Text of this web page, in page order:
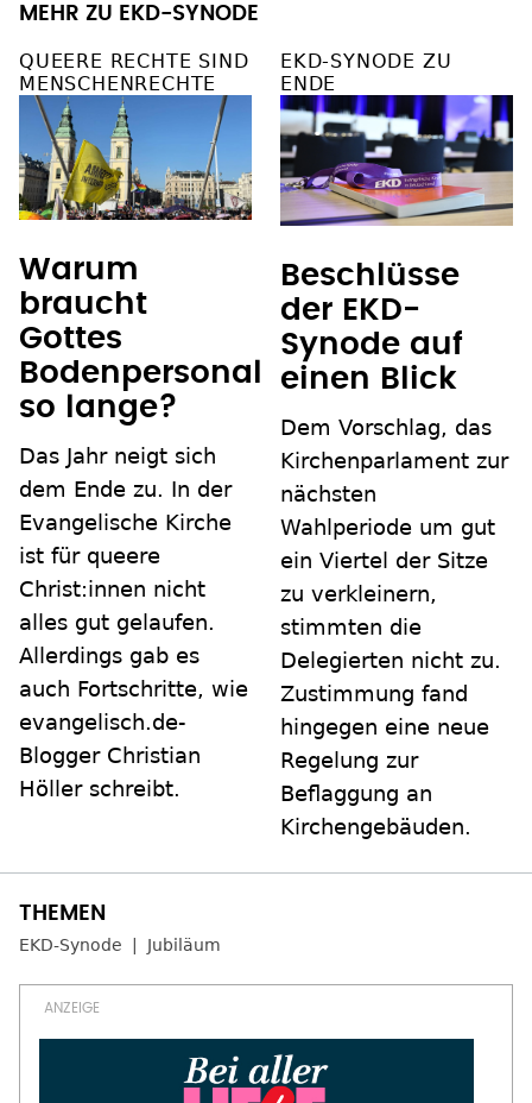
MEHR ZU EKD-SYNODE
QUEERE RECHTE SIND
MENSCHENRECHTE
Warum
braucht
Gottes
Bodenpersonal
so lange?
Das Jahr neigt sich
dem Ende zu. In der
Evangelische Kirche
ist für queere
Christ:innen nicht
alles gut gelaufen.
Allerdings gab es
auch Fortschritte, wie
evangelisch.de-
Blogger Christian
Höller schreibt.
EKD-SYNODE ZU
ENDE
Beschlüsse
der EKD-
Synode auf
einen Blick
Dem Vorschlag, das
Kirchenparlament zur
nächsten
Wahlperiode um gut
ein Viertel der Sitze
zu verkleinern,
stimmten die
Delegierten nicht zu.
Zustimmung fand
hingegen eine neue
Regelung zur
Beflaggung an
Kirchengebäuden.
EKD-Synode Jubiläum